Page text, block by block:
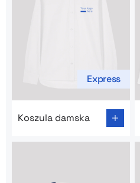
Express
Koszula damska